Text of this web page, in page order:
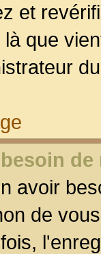
et
que
avoir
de